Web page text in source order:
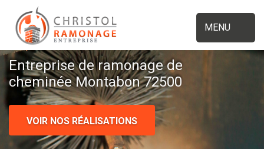
MENU
Entreprise de ramonage de
cheminée Montabon 72500
VOIR NOS RÉALISATIONS